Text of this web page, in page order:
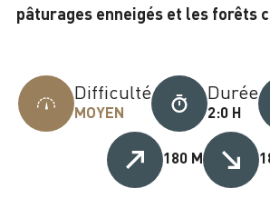
pâturages enneigés et les forêts
Difficulté
MOYEN
Durée
2:0 H
180 M